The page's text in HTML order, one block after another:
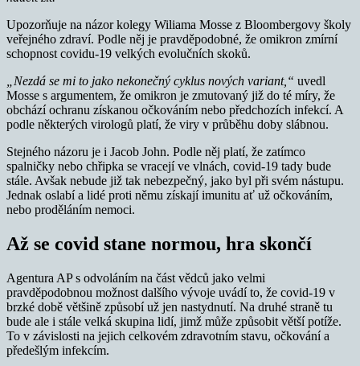
Upozorňuje na názor kolegy Wiliama Mosse z Bloombergovy školy
veřejného zdraví. Podle něj je pravděpodobné, že omikron zmírní
schopnost covidu-19 velkých evolučních skoků.
„Nezdá se mi to jako nekonečný cyklus nových variant,“ uvedl
Mosse s argumentem, že omikron je zmutovaný již do té míry, že
obchází ochranu získanou očkováním nebo předchozích infekcí. A
podle některých virologů platí, že viry v průběhu doby slábnou.
Stejného názoru je i Jacob John. Podle něj platí, že zatímco
spalničky nebo chřipka se vracejí ve vlnách, covid-19 tady bude
stále. Avšak nebude již tak nebezpečný, jako byl při svém nástupu.
Jednak oslabí a lidé proti němu získají imunitu ať už očkováním,
nebo proděláním nemoci.
Až se covid stane normou, hra skončí
Agentura AP s odvoláním na část vědců jako velmi
pravděpodobnou možnost dalšího vývoje uvádí to, že covid-19 v
brzké době většině způsobí už jen nastydnutí. Na druhé straně tu
bude ale i stále velká skupina lidí, jimž může způsobit větší potíže.
To v závislosti na jejich celkovém zdravotním stavu, očkování a
předešlým infekcím.